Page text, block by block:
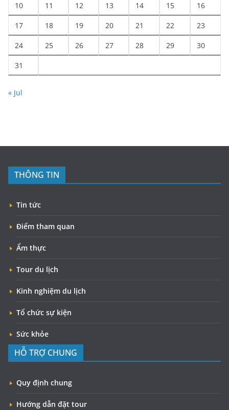
10 11 12 13 14 15 16
17 18 19 20 21 22 23
24 25 26 27 28 29 30
31
« Jul
THÔNG TIN
Tin tức
Điểm tham quan
Ẩm thực
Tour du lịch
Kinh nghiệm du lịch
Tổ chức sự kiện
Sức khỏe
HỖ TRỢ CHUNG
Quy định chung
Hướng dẫn đặt tour